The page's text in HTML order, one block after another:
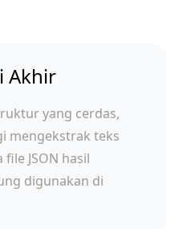
Akhir
yang cerdas,
mengekstrak teks
JSON hasil
digunakan di